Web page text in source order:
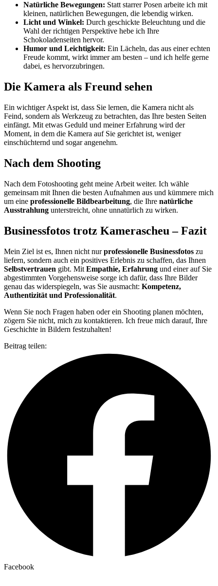
Natürliche Bewegungen: Statt starrer Posen arbeite ich mit
kleinen, natürlichen Bewegungen, die lebendig wirken.
Licht und Winkel: Durch geschickte Beleuchtung und die
Wahl der richtigen Perspektive hebe ich Ihre
Schokoladenseiten hervor.
Humor und Leichtigkeit: Ein Lächeln, das aus einer echten
Freude kommt, wirkt immer am besten – und ich helfe gerne
dabei, es hervorzubringen.
Die Kamera als Freund sehen
Ein wichtiger Aspekt ist, dass Sie lernen, die Kamera nicht als
Feind, sondern als Werkzeug zu betrachten, das Ihre besten Seiten
einfängt. Mit etwas Geduld und meiner Erfahrung wird der
Moment, in dem die Kamera auf Sie gerichtet ist, weniger
einschüchternd und sogar angenehm.
Nach dem Shooting
Nach dem Fotoshooting geht meine Arbeit weiter. Ich wähle
gemeinsam mit Ihnen die besten Aufnahmen aus und kümmere mich
um eine professionelle Bildbearbeitung, die Ihre natürliche
Ausstrahlung unterstreicht, ohne unnatürlich zu wirken.
Businessfotos trotz Kamerascheu – Fazit
Mein Ziel ist es, Ihnen nicht nurprofessionelle Businessfotos zu
liefern, sondern auch ein positives Erlebnis zu schaffen, das Ihnen
Selbstvertrauen gibt. Mit Empathie, Erfahrung und einer auf Sie
abgestimmten Vorgehensweise sorge ich dafür, dass Ihre Bilder
genau das widerspiegeln, was Sie ausmacht: Kompetenz,
Authentizität und Professionalität.
Wenn Sie noch Fragen haben oder ein Shooting planen möchten,
zögern Sie nicht, mich zu kontaktieren. Ich freue mich darauf, Ihre
Geschichte in Bildern festzuhalten!
Beitrag teilen:
Facebook